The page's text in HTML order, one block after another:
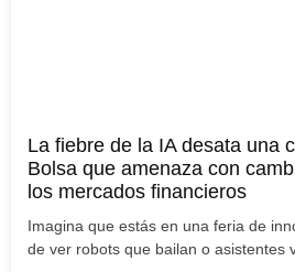
La fiebre de la IA desata una
Bolsa que amenaza con
los mercados financieros
Imagina que estás en una feria de
de ver robots que bailan o asistentes